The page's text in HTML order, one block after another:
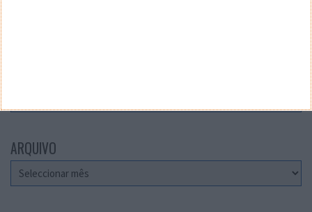
ARQUIVO
Arquivo